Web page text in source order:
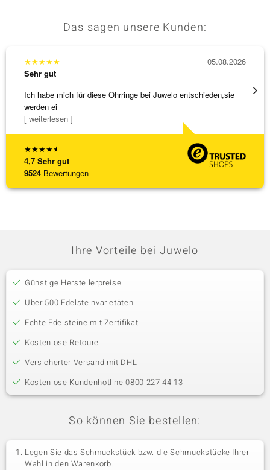
Das sagen unsere Kunden:
★★★★★
4,7 Sehr gut
9524 Bewertungen
★★★★★
Sehr gut
Ich habe mich für diese Ohrringe bei Juwelo entschieden,sie
werden ei
[ weiterlesen ]
05.08.2026
Ihre Vorteile bei Juwelo
Günstige Herstellerpreise
Über 500 Edelsteinvarietäten
Echte Edelsteine mit Zertifikat
Kostenlose Retoure
Versicherter Versand mit DHL
Kostenlose Kundenhotline 0800 227 44 13
So können Sie bestellen:
Legen Sie das Schmuckstück bzw. die Schmuckstücke Ihrer
Wahl in den Warenkorb.